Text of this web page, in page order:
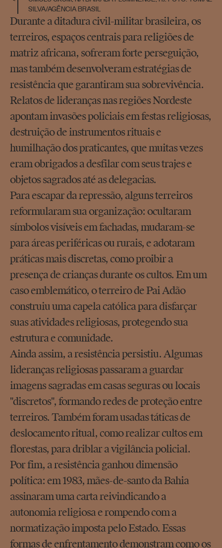
SILVA/AGÊNCIA BRASIL
Durante a ditadura civil-militar brasileira, os
terreiros, espaços centrais para religiões de
matriz africana, sofreram forte perseguição,
mas também desenvolveram estratégias de
resistência que garantiram sua sobrevivência.
Relatos de lideranças nas regiões Nordeste
apontam invasões policiais em festas religiosas,
destruição de instrumentos rituais e
humilhação dos praticantes, que muitas vezes
eram obrigados a desfilar com seus trajes e
objetos sagrados até as delegacias.
Para escapar da repressão, alguns terreiros
reformularam sua organização: ocultaram
símbolos visíveis em fachadas, mudaram-se
para áreas periféricas ou rurais, e adotaram
práticas mais discretas, como proibir a
presença de crianças durante os cultos. Em um
caso emblemático, o terreiro de Pai Adão
construiu uma capela católica para disfarçar
suas atividades religiosas, protegendo sua
estrutura e comunidade.
Ainda assim, a resistência persistiu. Algumas
lideranças religiosas passaram a guardar
imagens sagradas em casas seguras ou locais
"discretos", formando redes de proteção entre
terreiros. Também foram usadas táticas de
deslocamento ritual, como realizar cultos em
florestas, para driblar a vigilância policial.
Por fim, a resistência ganhou dimensão
política: em 1983, mães-de-santo da Bahia
assinaram uma carta reivindicando a
autonomia religiosa e rompendo com a
normatização imposta pelo Estado. Essas
formas de enfrentamento demonstram como os